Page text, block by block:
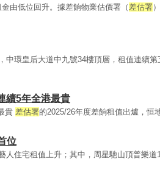
由低位回升。據差餉物業估價署（ 差估署
中環皇后大道中九號34樓頂層，租值連續
續5年全港最貴
貴 差估署的2025/26年度差餉租值出爐，恒
位
人住宅租值上升；其中，周星馳山頂普樂道